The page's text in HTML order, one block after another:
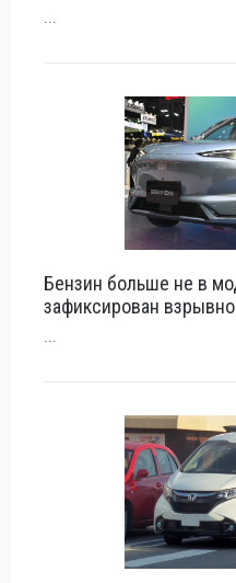
...
Бензин больше не в
зафиксирован
...